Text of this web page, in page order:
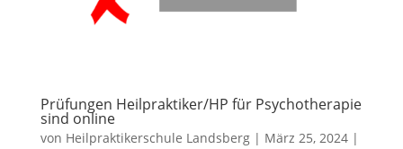
Prüfungen Heilpraktiker/HP für Psychotherapie
sind online
von Heilpraktikerschule Landsberg| März 25, 2024|